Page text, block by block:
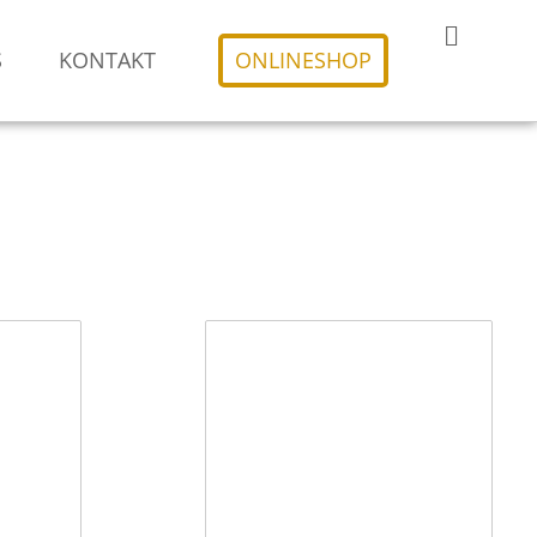
KONTAKT ONLINESHOP